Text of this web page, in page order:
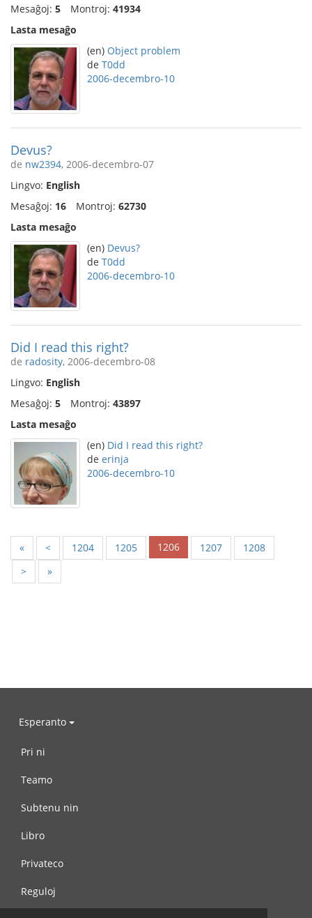
Mesaĝoj: 5 Montroj: 41934
Lasta mesaĝo
(en) Object problem
de T0dd
2006-decembro-10
Devus?
de nw2394, 2006-decembro-07
Lingvo: English
Mesaĝoj: 16 Montroj: 62730
Lasta mesaĝo
(en) Devus?
de T0dd
2006-decembro-10
Did I read this right?
de radosity, 2006-decembro-08
Lingvo: English
Mesaĝoj: 5 Montroj: 43897
Lasta mesaĝo
(en) Did I read this right?
de erinja
2006-decembro-10
« < 1204 1205 1206 1207
1208
>
»
Esperanto
Pri ni
Teamo
Subtenu nin
Libro
Privateco
Reguloj